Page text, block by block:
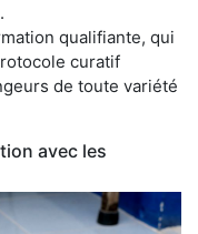
qualifiante, qui
curatif
de toute variété
avec les